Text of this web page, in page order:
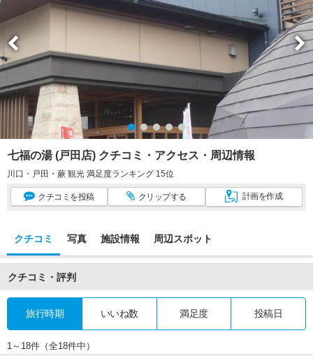
七福の湯 (戸田店) クチコミ・アクセス・周辺情報
川口・戸田・蕨 観光 満足度ランキング 15位
クチコミ を投稿 クリップする 計画を作成
クチコミ 写真 施設情報 周辺スポット
クチコミ・評判
旅行時期 いいね数 満足度 投稿日
1～18件（全18件中）